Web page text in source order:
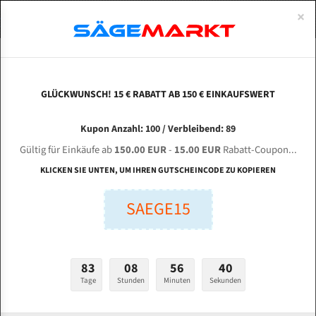
HEBEI RAOYANG Hongyuan Machinery G 4250
für 5760 mm Bi-Metall Bandsägeblätter
Länge (mm):
Stärken + Zahnteilung:
mm
ABOUTS
ENGLISH
Bi-Metall Meterware
Fleischerei Bandsägeblätter
Bandmesser Glatt Meterware
Konvex Meterware
×
GLÜCKWUNSCH! 15 € RABATT AB 150 € EINKAUFSWERT
Kupon Anzahl: 100 / Verbleibend: 89
Gültig für Einkäufe ab150.00 EUR- 15.00 EURRabatt-Coupon...
KLICKEN SIE UNTEN, UM IHREN GUTSCHEINCODE ZU KOPIEREN
SAEGE15
83
Tage
08
Stunden
56
Minuten
39
Sekunden